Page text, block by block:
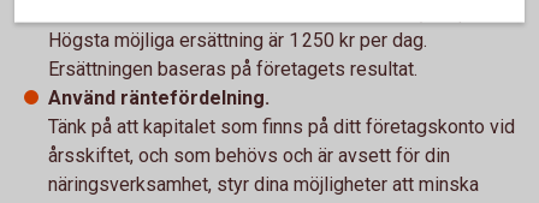
Högsta möjliga ersättning är 1 250 kr per dag.
Ersättningen baseras på företagets resultat.
Använd räntefördelning.
Tänk på att kapitalet som finns på ditt företagskonto vid
årsskiftet, och som behövs och är avsett för din
näringsverksamhet, styr dina möjligheter att minska